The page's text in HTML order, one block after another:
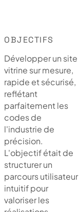
OBJECTIFS
Développer un site
vitrine sur mesure,
rapide et sécurisé,
reflétant
parfaitement les
codes de
l'industrie de
précision.
L'objectif était de
structurer un
parcours utilisateur
intuitif pour
valoriser les